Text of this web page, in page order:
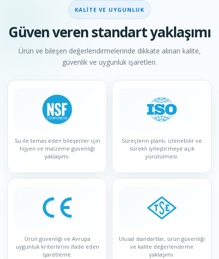
KALITE VE UYGUNLUK
Güven veren standart yaklaşımı
Ürün ve bileşen değerlendirmelerinde dikkate alınan kalite,
güvenlik ve uygunluk işaretleri.
Su ile temas eden bileşenler için
hijyen ve malzeme güvenliği
yaklaşımı.
Süreçlerin planlı, izlenebilir ve
sürekli iyileştirmeye açık
yürütülmesi.
Ürün güvenliği ve Avrupa
uygunluk kriterlerini ifade eden
işaretleme.
Ulusal standartlar, ürün güvenliği
ve kalite değerlendirme
yaklaşımı.